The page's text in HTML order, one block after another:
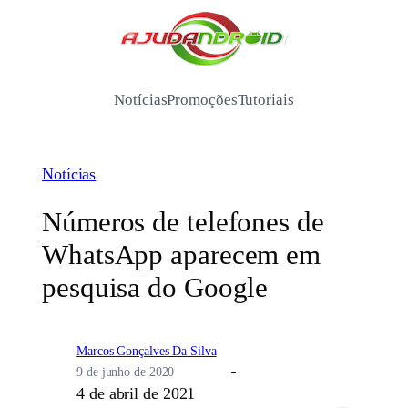
/
NotíciasPromoçõesTutoriais
Notícias
Números de telefones de
WhatsApp aparecem em
pesquisa do Google
Marcos Gonçalves Da Silva
9 de junho de 2020
4 de abril de 2021